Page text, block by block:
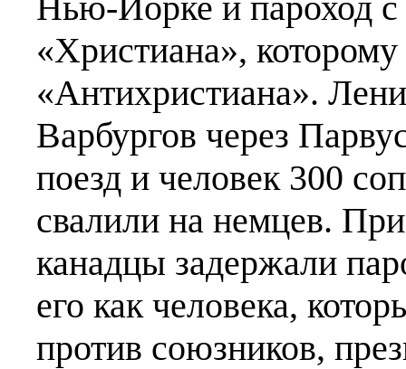
«Христиана»,
«Антихристиана».
Варбургов через
поезд и человек 300
свалили на немцев.
канадцы задержали
его как человека,
против союзников,